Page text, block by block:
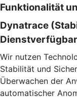
Funktionalität
Dynatrace
Wir nutzen
Stabilität und
Überwachen der
automatischer